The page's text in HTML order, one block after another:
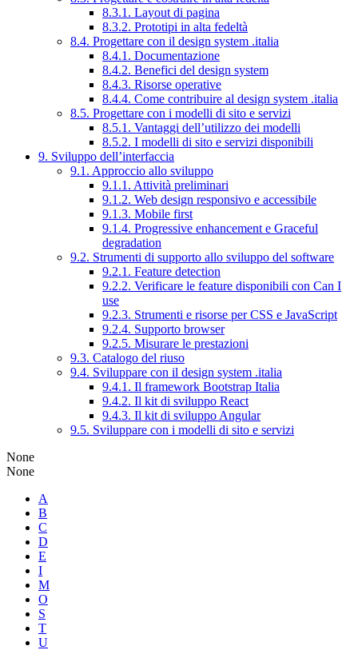
8.3.1. Layout di pagina
8.3.2. Prototipi in alta fedeltà
8.4. Progettare con il design system .italia
8.4.1. Documentazione
8.4.2. Benefici del design system
8.4.3. Risorse operative
8.4.4. Come contribuire al design system .italia
8.5. Progettare con i modelli di sito e servizi
8.5.1. Vantaggi dell’utilizzo dei modelli
8.5.2. I modelli di sito e servizi disponibili
9. Sviluppo dell’interfaccia
9.1. Approccio allo sviluppo
9.1.1. Attività preliminari
9.1.2. Web design responsivo e accessibile
9.1.3. Mobile first
9.1.4. Progressive enhancement e Graceful
degradation
9.2. Strumenti di supporto allo sviluppo del software
9.2.1. Feature detection
9.2.2. Verificare le feature disponibili con Can I
use
9.2.3. Strumenti e risorse per CSS e JavaScript
9.2.4. Supporto browser
9.2.5. Misurare le prestazioni
9.3. Catalogo del riuso
9.4. Sviluppare con il design system .italia
9.4.1. Il framework Bootstrap Italia
9.4.2. Il kit di sviluppo React
9.4.3. Il kit di sviluppo Angular
9.5. Sviluppare con i modelli di sito e servizi
None
None
A
B
C
D
E
I
M
O
S
T
U